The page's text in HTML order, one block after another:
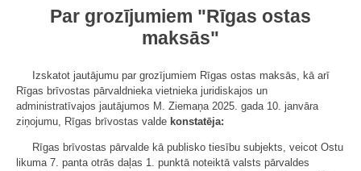
Par grozījumiem "Rīgas ostas
maksās"
Izskatot jautājumu par grozījumiem Rīgas ostas maksās, kā arī
Rīgas brīvostas pārvaldnieka vietnieka juridiskajos un
administratīvajos jautājumos M. Ziemaņa 2025. gada 10. janvāra
ziņojumu, Rīgas brīvostas valde konstatēja:
Rīgas brīvostas pārvalde kā publisko tiesību subjekts, veicot Ostu
likuma 7. panta otrās daļas 1. punktā noteiktā valsts pārvaldes